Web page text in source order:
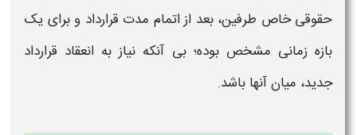
حقوقی خاص طرفین، بعد از اتمام مدت قرارداد و برای یک
بازه زمانی مشخص بوده؛ بی آنکه نیاز به انعقاد قرارداد
جدید، میان آنها باشد.